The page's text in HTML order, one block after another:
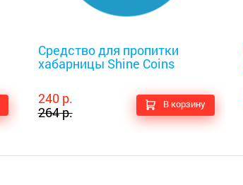
Средство для пропитки
хабарницы Shine Coins
240 р.
264 р.
В корзину